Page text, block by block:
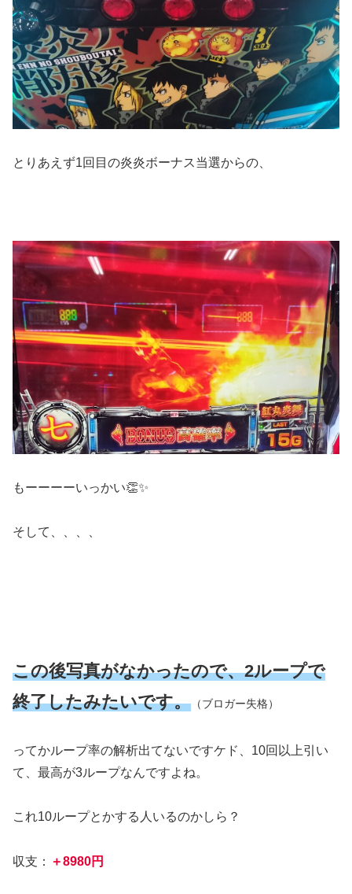
とりあえず1回目の炎炎ボーナス当選からの、
もーーーーいっかい👏✨
そして、、、、
この後写真がなかったので、2ループで
終了したみたいです。 （ブロガー失格）
ってかループ率の解析出てないですケド、10回以上引い
て、最高が3ループなんですよね。
これ10ループとかする人いるのかしら？
収支： ＋8980円